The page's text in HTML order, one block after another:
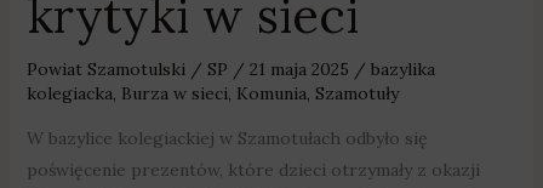
krytyki w sieci
Powiat Szamotulski / SP / 21 maja 2025 / bazylika
kolegiacka Burza w sieci Komunia Szamotuły
W bazylice kolegiackiej w Szamotułach odbyło się
poświęcenie prezentów, które dzieci otrzymały z okazji